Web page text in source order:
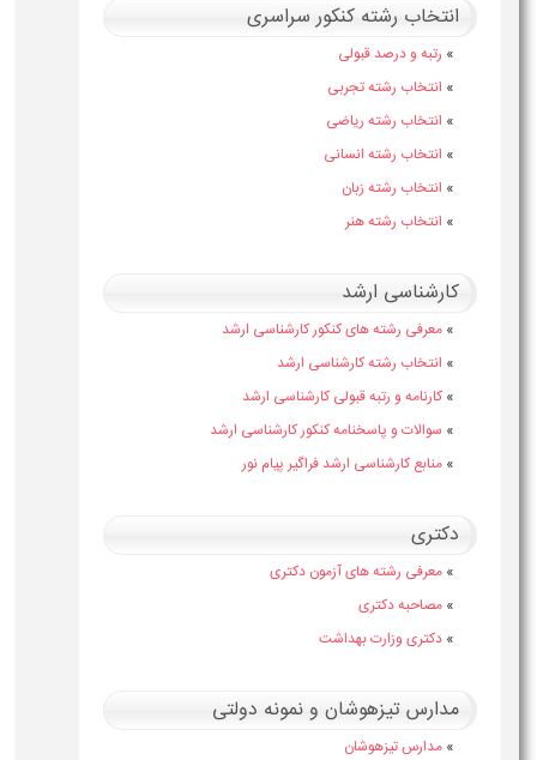
انتخاب رشته کنکور سراسری
» رتبه و درصد قبولی
» انتخاب رشته تجربی
» انتخاب رشته ریاضی
» انتخاب رشته انسانی
» انتخاب رشته زبان
» انتخاب رشته هنر
کارشناسی ارشد
» معرفی رشته های کنکور کارشناسی ارشد
» انتخاب رشته کارشناسی ارشد
» کارنامه و رتبه قبولی کارشناسی ارشد
» سوالات و پاسخنامه کنکور کارشناسی ارشد
» منابع کارشناسی ارشد فراگیر پیام نور
دکتری
» معرفی رشته های آزمون دکتری
» مصاحبه دکتری
» دکتری وزارت بهداشت
مدارس تیزهوشان و نمونه دولتی
» مدارس تیزهوشان